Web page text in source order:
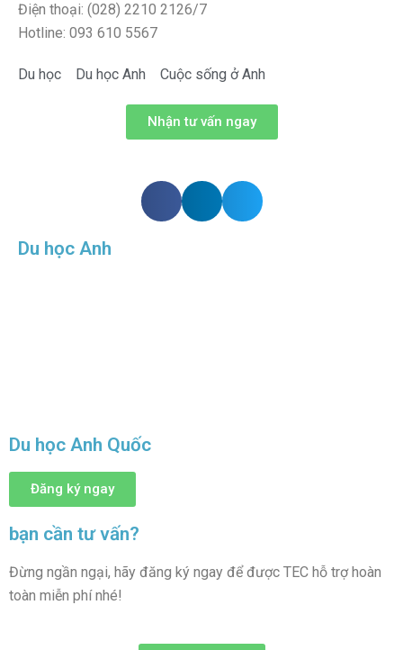
Điện thoại: (028) 2210 2126/7
Hotline: 093 610 5567
Du học Du học Anh Cuộc sống ở Anh
Nhận tư vấn ngay
Du học Anh
Du học Anh Quốc
Đăng ký ngay
bạn cần tư vấn?
Đừng ngần ngại, hãy đăng ký ngay để được TEC hỗ trợ hoàn
toàn miễn phí nhé!